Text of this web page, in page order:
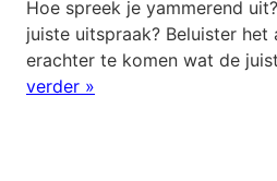
Hoe spreek je yammerend
juiste uitspraak? Beluister het
erachter te komen wat de
verder »